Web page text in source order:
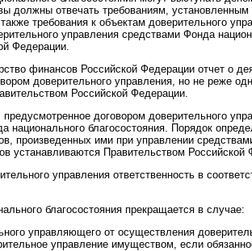
должны отвечать требованиям, установленным
требования к объектам доверительного
управления средствами Фонда
Федерации.
финансов Российской Федерации отчет о
доверительного управления, но не реже
Российской Федерации.
договором доверительного
благосостояния. Порядок
ими при управлении
Правительством Российской
управления ответственность в
благосостояния прекращается в случае:
управляющего от осуществления
управление имуществом, если